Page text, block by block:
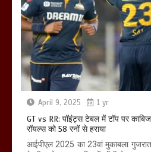
April 9, 2025 1 yr
GT vs RR: पॉइंट्स टेबल में टॉप पर
रॉयल्स को 58 रनों से हराया
आईपीएल 2025 का 23वां मुकाबला